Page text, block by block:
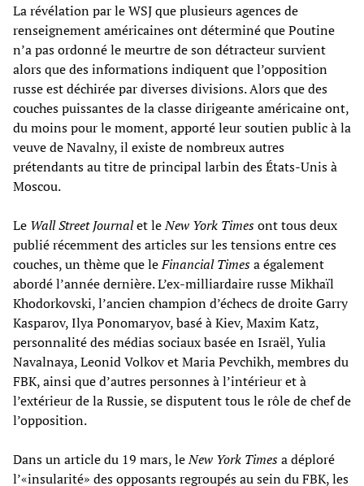
La révélation par le WSJ que plusieurs agences de
renseignement américaines ont déterminé que Poutine
n’a pas ordonné le meurtre de son détracteur survient
alors que des informations indiquent que l’opposition
russe est déchirée par diverses divisions. Alors que des
couches puissantes de la classe dirigeante américaine ont,
du moins pour le moment, apporté leur soutien public à la
veuve de Navalny, il existe de nombreux autres
prétendants au titre de principal larbin des États-Unis à
Moscou.
Le Wall Street Journalet leNew York Timesont tous deux
publié récemment des articles sur les tensions entre ces
couches, un thème que leFinancial Timesa également
abordé l’année dernière. L’ex-milliardaire russe Mikhaïl
Khodorkovski, l’ancien champion d’échecs de droite Garry
Kasparov, Ilya Ponomaryov, basé à Kiev, Maxim Katz,
personnalité des médias sociaux basée en Israël, Yulia
Navalnaya, Leonid Volkov et Maria Pevchikh, membres du
FBK, ainsi que d’autres personnes à l’intérieur et à
l’extérieur de la Russie, se disputent tous le rôle de chef de
l’opposition.
Dans un article du 19 mars, leNew York Timesa déploré
l’«insularité» des opposants regroupés au sein du FBK, les